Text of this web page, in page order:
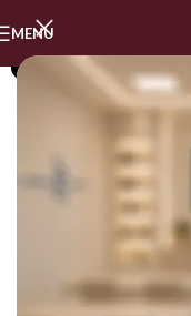
MENU